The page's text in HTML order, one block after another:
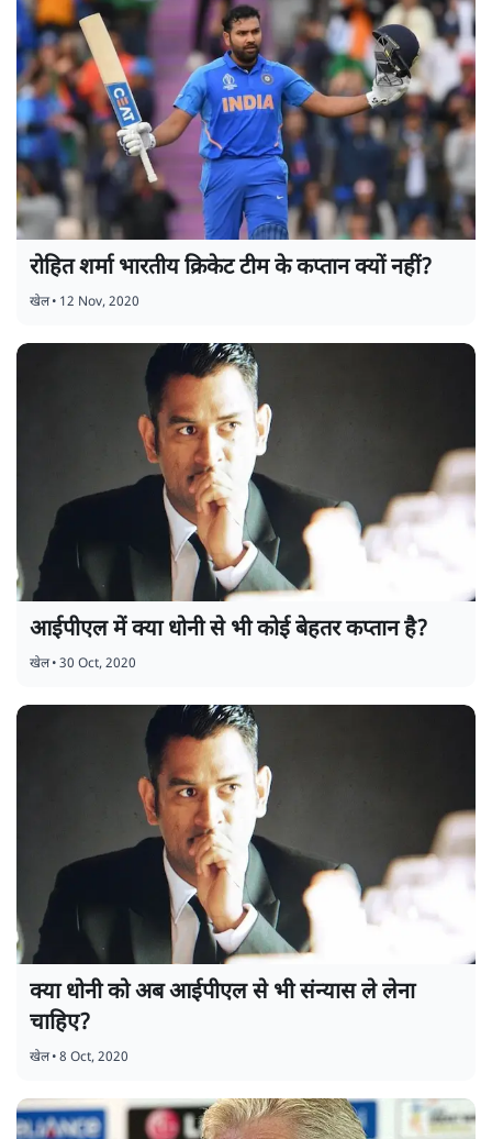
रोहित शर्मा भारतीय क्रिकेट टीम के कप्तान क्यों नहीं?
खेल• 12 Nov, 2020
आईपीएल में क्या धोनी से भी कोई बेहतर कप्तान है?
खेल•30 Oct, 2020
क्या धोनी को अब आईपीएल से भी संन्यास ले लेना
चाहिए?
खेल•8 Oct, 2020